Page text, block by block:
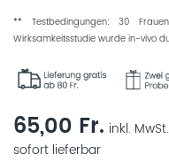
** Testbedingungen: 30
Wirksamkeitsstudie wurde in-vivo
65,00 Fr. inkl.
sofort lieferbar